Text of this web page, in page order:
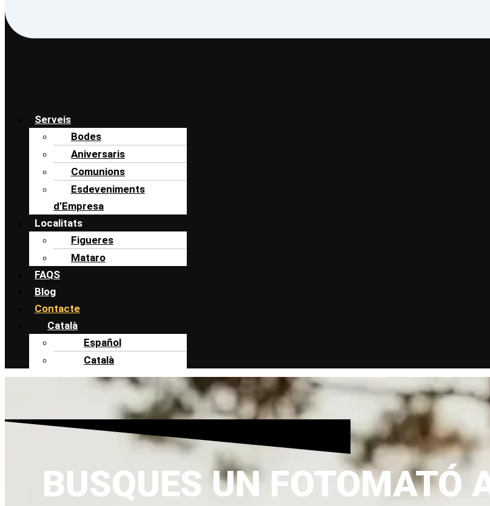
Serveis
Bodes
Aniversaris
Comunions
Esdeveniments
d’Empresa
Localitats
Figueres
Mataro
FAQS
Blog
Contacte
Català
Español
Català
BUSQUES UN FOTOMATÓ